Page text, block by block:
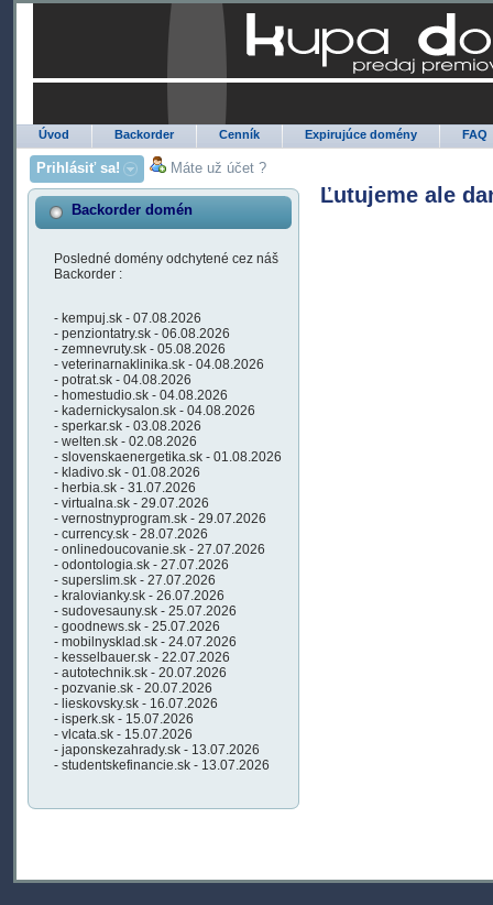
Úvod Backorder Cenník Expirujúce domény FAQ
Prihlásiť sa! Máte už účet ?
Backorder domén
Posledné domény odchytené cez náš
Backorder :
- kempuj.sk - 07.08.2026
- penziontatry.sk - 06.08.2026
- zemnevruty.sk - 05.08.2026
- veterinarnaklinika.sk - 04.08.2026
- potrat.sk - 04.08.2026
- homestudio.sk - 04.08.2026
- kadernickysalon.sk - 04.08.2026
- sperkar.sk - 03.08.2026
- welten.sk - 02.08.2026
- slovenskaenergetika.sk - 01.08.2026
- kladivo.sk - 01.08.2026
- herbia.sk - 31.07.2026
- virtualna.sk - 29.07.2026
- vernostnyprogram.sk - 29.07.2026
- currency.sk - 28.07.2026
- onlinedoucovanie.sk - 27.07.2026
- odontologia.sk - 27.07.2026
- superslim.sk - 27.07.2026
- kralovianky.sk - 26.07.2026
- sudovesauny.sk - 25.07.2026
- goodnews.sk - 25.07.2026
- mobilnysklad.sk - 24.07.2026
- kesselbauer.sk - 22.07.2026
- autotechnik.sk - 20.07.2026
- pozvanie.sk - 20.07.2026
- lieskovsky.sk - 16.07.2026
- isperk.sk - 15.07.2026
- vlcata.sk - 15.07.2026
- japonskezahrady.sk - 13.07.2026
- studentskefinancie.sk - 13.07.2026
Ľutujeme ale